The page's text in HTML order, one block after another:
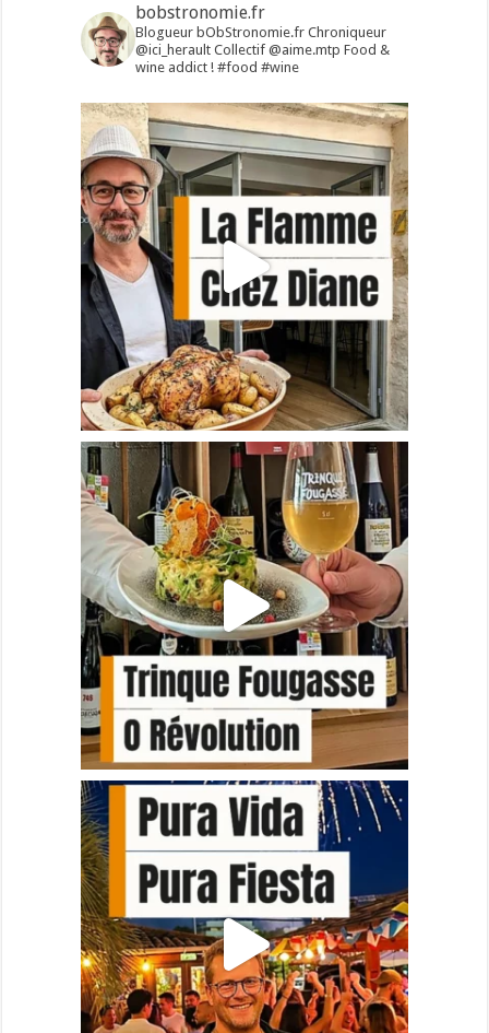
bobstronomie.fr
Blogueur bObStronomie.fr Chroniqueur
@ici_heraultCollectif @aime.mtp Food &
wine addict !#food #wine